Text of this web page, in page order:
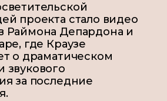
проекта стало видео
Раймона Депардона и
где Краузе
о драматическом
звукового
за последние